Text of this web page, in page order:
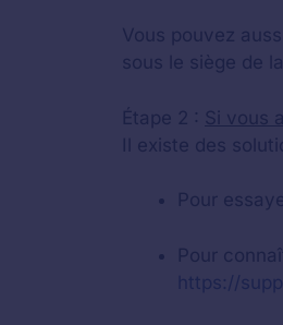
Vous pouvez
sous le siège de
Étape 2 : Si vous
Il existe des
Pour
Pour
https://